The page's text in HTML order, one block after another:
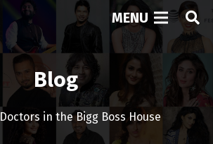
MENU
Blog
Doctors in the Bigg Boss House